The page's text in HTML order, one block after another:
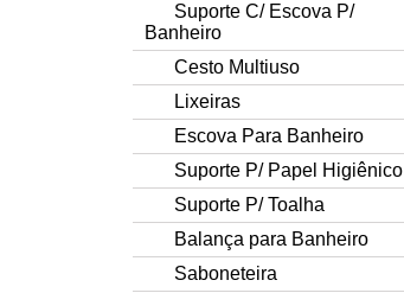
Suporte C/ Escova P/
Banheiro
Cesto Multiuso
Lixeiras
Escova Para Banheiro
Suporte P/ Papel Higiênico
Suporte P/ Toalha
Balança para Banheiro
Saboneteira